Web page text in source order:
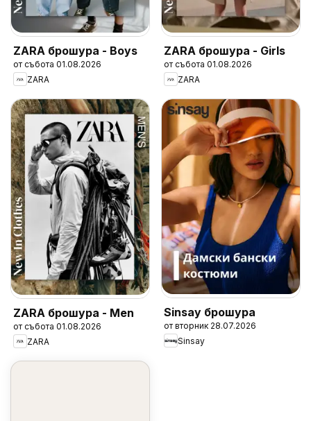
ZARA брошура - Boys
от събота 01.08.2026
ZARA
ZARA брошура - Girls
от събота 01.08.2026
ZARA
ZARA брошура - Men
от събота 01.08.2026
ZARA
Sinsay брошура
от вторник 28.07.2026
Sinsay